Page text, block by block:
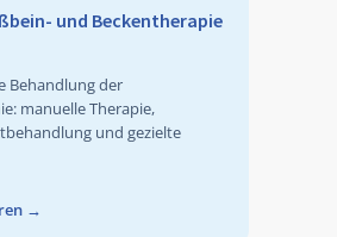
und Beckentherapie
Behandlung der
manuelle Therapie,
und gezielte
→